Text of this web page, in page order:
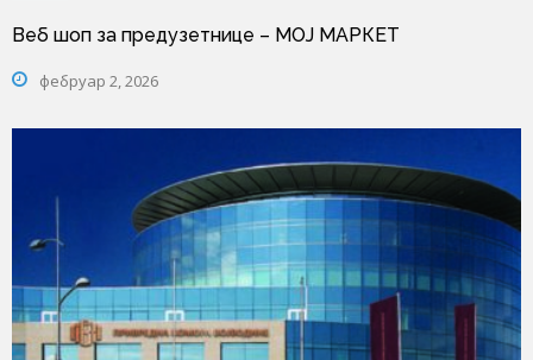
Веб шоп за предузетнице – МОЈ МАРКЕТ
фебруар 2, 2026